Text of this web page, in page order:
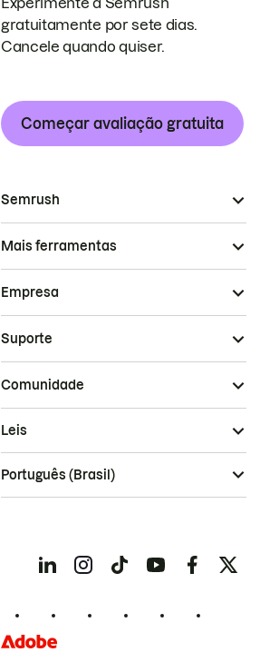
gratuitamente por sete dias.
Cancele quando quiser.
Começar avaliação gratuita
Semrush
Mais ferramentas
Empresa
Suporte
Comunidade
Leis
Português (Brasil)